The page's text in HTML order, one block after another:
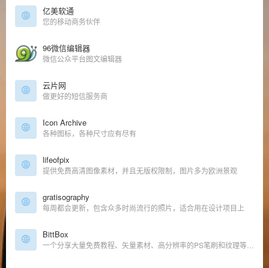
亿美软通
您的移动商务伙伴
96微信编辑器
微信公众平台图文编辑器
云片网
做更好的短信服务商
Icon Archive
各种图标，各种尺寸应有尽有
lifeofpix
提供免费高清图像素材，并且无版权限制，图片多为欧洲景观
gratisography
每周都会更新，包含众多时尚流行的照片，适合用在设计项目上
BittBox